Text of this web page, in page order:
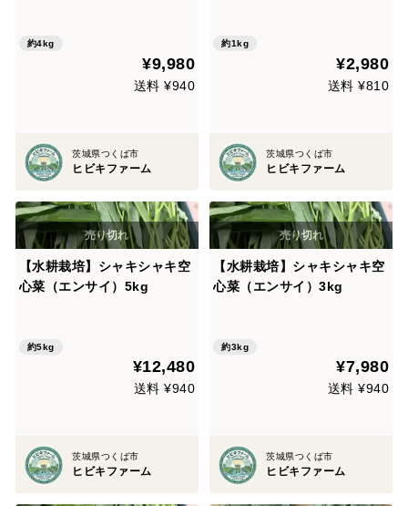
約4kg
¥9,980
送料 ¥940
茨城県つくば市
ヒビキファーム
約1kg
¥2,980
送料 ¥810
茨城県つくば市
ヒビキファーム
【水耕栽培】シャキシャキ空
心菜（エンサイ）5kg
約5kg
¥12,480
送料 ¥940
茨城県つくば市
ヒビキファーム
【水耕栽培】シャキシャキ空
心菜（エンサイ）3kg
約3kg
¥7,980
送料 ¥940
茨城県つくば市
ヒビキファーム